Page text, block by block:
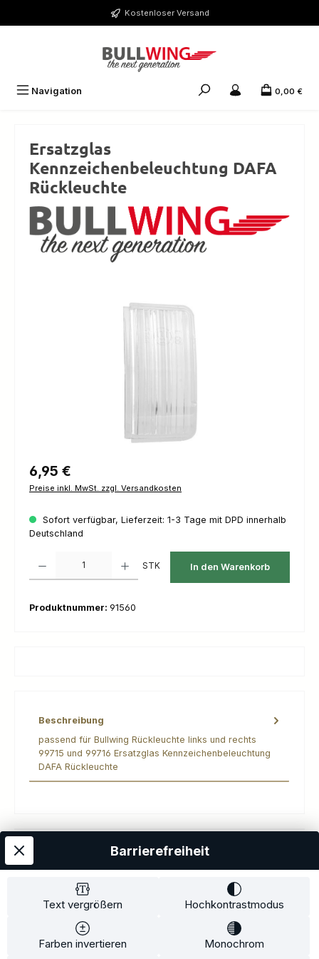
Zum Hauptinhalt springen Kostenloser Versand
Navigation 0,00 €
Ersatzglas
Kennzeichenbeleuchtung DAFA
Rückleuchte
Regulärer Preis:
6,95 €
Preise inkl. MwSt. zzgl. Versandkosten
Sofort verfügbar, Lieferzeit: 1-3 Tage mit DPD innerhalb
Deutschland
STK In den Warenkorb
Produktnummer: 91560
Beschreibung
passend für Bullwing Rückleuchte links und rechts
99715 und 99716 Ersatzglas Kennzeichenbeleuchtung
DAFA Rückleuchte
Kostenloser Versand
Datenschutz
Widerrufsrecht
Widerrufsformular
Zahlung und Versand
Copyright© 2020-2025 Faventis GmbH. All Rights Reserved
Text vergrößern Hochkontrastmodus
Farben invertieren Monochrom
Barrierefreiheit